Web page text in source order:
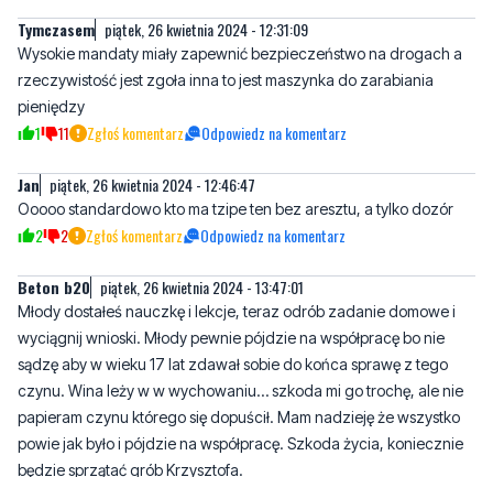
Tymczasem piątek, 26 kwietnia 2024 - 12:31:09
Wysokie mandaty miały zapewnić bezpieczeństwo na drogach a
rzeczywistość jest zgoła inna to jest maszynka do zarabiania
pieniędzy
1 11 Zgłoś komentarz Odpowiedz na komentarz
Jan piątek, 26 kwietnia 2024 - 12:46:47
Ooooo standardowo kto ma tzipe ten bez aresztu, a tylko dozór
2 2 Zgłoś komentarz Odpowiedz na komentarz
Beton b20 piątek, 26 kwietnia 2024 - 13:47:01
Młody dostałeś nauczkę i lekcje, teraz odrób zadanie domowe i
wyciągnij wnioski. Młody pewnie pójdzie na współpracę bo nie
sądzę aby w wieku 17 lat zdawał sobie do końca sprawę z tego
czynu. Wina leży w w wychowaniu… szkoda mi go trochę, ale nie
papieram czynu którego się dopuścił. Mam nadzieję że wszystko
powie jak było i pójdzie na współpracę. Szkoda życia, koniecznie
będzie sprzątać grób Krzysztofa.